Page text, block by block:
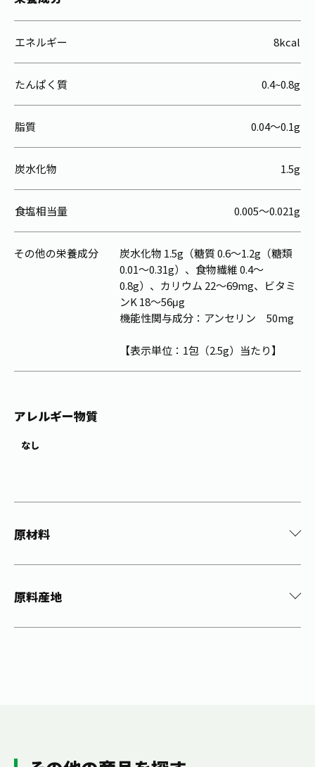
エネルギー 8kcal
たんぱく質 0.4~0.8g
脂質 0.04～0.1g
炭水化物 1.5g
食塩相当量 0.005～0.021g
その他の栄養成分
炭水化物 1.5g（糖質 0.6～1.2g（糖類
0.01～0.31g）、食物繊維 0.4～
0.8g）、カリウム 22～69mg、ビタミ
ンK 18～56μg
機能性関与成分：アンセリン 50mg
【表示単位：1包（2.5g）当たり】
アレルギー物質
なし
原材料
原料産地